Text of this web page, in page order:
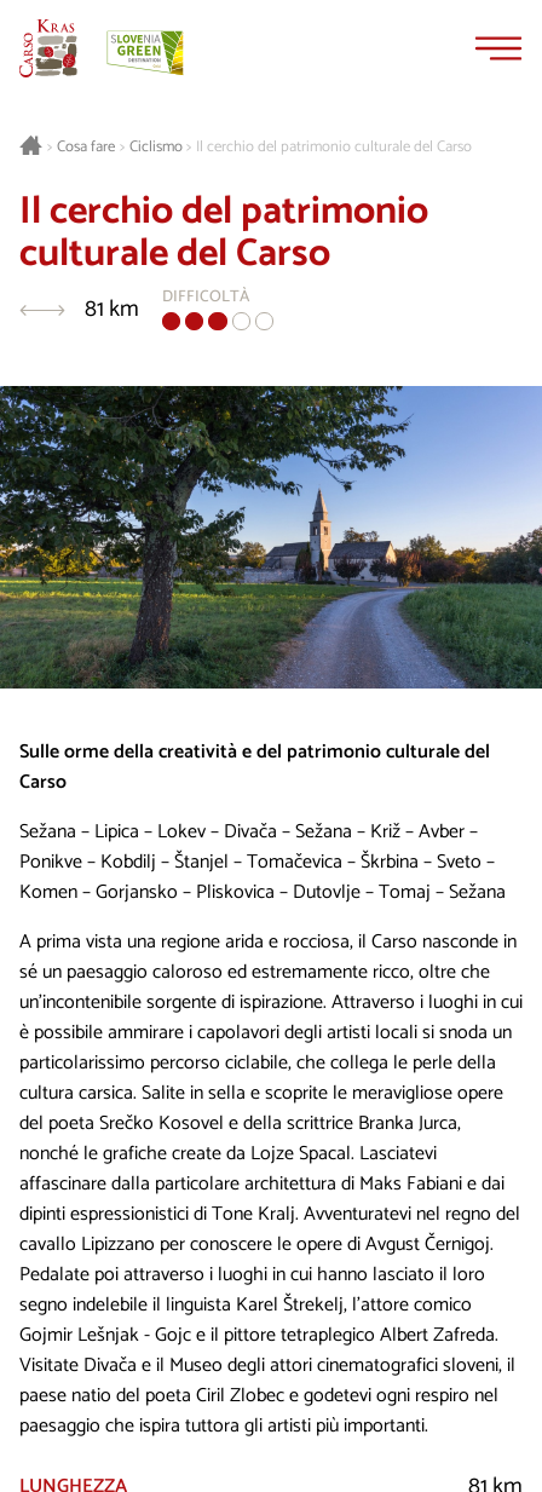
>Cosa fare> Ciclismo> Il cerchio del patrimonio culturale del Carso
Il cerchio del patrimonio
culturale del Carso
81 km DIFFICOLTÀ
Sulle orme della creatività e del patrimonio culturale del
Carso
Sežana – Lipica – Lokev – Divača – Sežana – Križ – Avber –
Ponikve – Kobdilj – Štanjel – Tomačevica – Škrbina – Sveto –
Komen – Gorjansko – Pliskovica – Dutovlje – Tomaj – Sežana
A prima vista una regione arida e rocciosa, il Carso nasconde in
sé un paesaggio caloroso ed estremamente ricco, oltre che
un’incontenibile sorgente di ispirazione. Attraverso i luoghi in cui
è possibile ammirare i capolavori degli artisti locali si snoda un
particolarissimo percorso ciclabile, che collega le perle della
cultura carsica. Salite in sella e scoprite le meravigliose opere
del poeta Srečko Kosovel e della scrittrice Branka Jurca,
nonché le grafiche create da Lojze Spacal. Lasciatevi
affascinare dalla particolare architettura di Maks Fabiani e dai
dipinti espressionistici di Tone Kralj. Avventuratevi nel regno del
cavallo Lipizzano per conoscere le opere di Avgust Černigoj.
Pedalate poi attraverso i luoghi in cui hanno lasciato il loro
segno indelebile il linguista Karel Štrekelj, l’attore comico
Gojmir Lešnjak - Gojc e il pittore tetraplegico Albert Zafreda.
Visitate Divača e il Museo degli attori cinematografici sloveni, il
paese natio del poeta Ciril Zlobec e godetevi ogni respiro nel
paesaggio che ispira tuttora gli artisti più importanti.